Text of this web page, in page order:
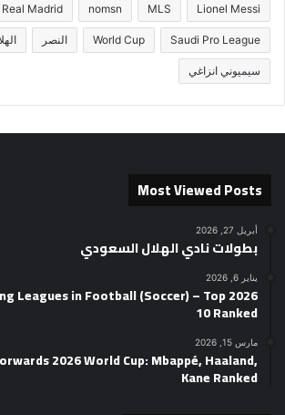
Lionel Messi
MLS
nomsn
Real Madrid
Saudi Pro League
World Cup النصر
سيميوني انزاغي
Most Viewed Posts
أبريل 27, 2026
بطولات نادي الهلال السعودي
يناير 6, 2026
Leagues in Football (Soccer) – Top
10 Ranked
مارس 15, 2026
2026 World Cup: Mbappé, Haaland,
Kane Ranked